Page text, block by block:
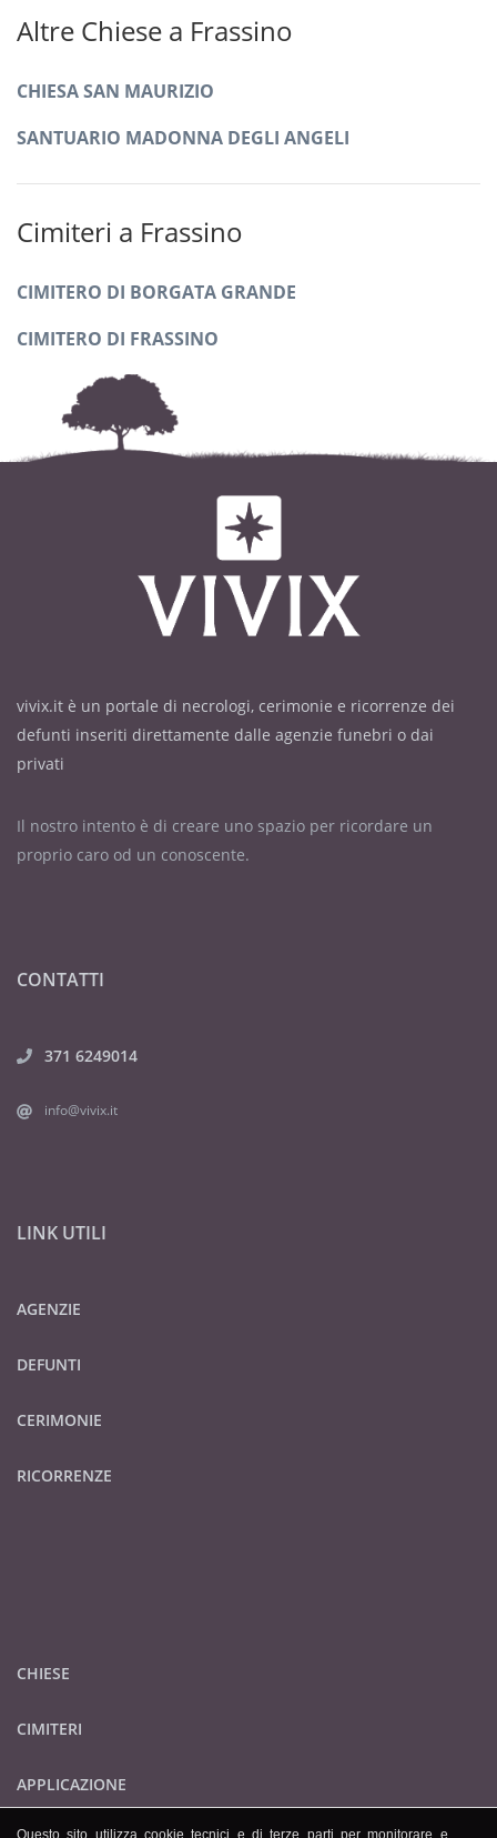
Altre Chiese a Frassino
CHIESA SAN MAURIZIO
SANTUARIO MADONNA DEGLI ANGELI
Cimiteri a Frassino
CIMITERO DI BORGATA GRANDE
CIMITERO DI FRASSINO
vivix.it è un portale di necrologi, cerimonie e ricorrenze dei
defunti inseriti direttamente dalle agenzie funebri o dai
privati
Il nostro intento è di creare uno spazio per ricordare un
proprio caro od un conoscente.
CONTATTI
371 6249014
info@vivix.it
LINK UTILI
AGENZIE
DEFUNTI
CERIMONIE
RICORRENZE
CHIESE
CIMITERI
APPLICAZIONE
Questo sito utilizza cookie tecnici e di terze parti per monitorare e